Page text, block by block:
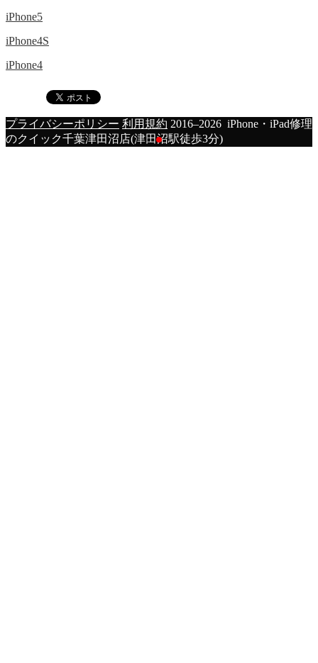
iPhone5
iPhone4S
iPhone4
プライバシーポリシー 利用規約 2016–2026 iPhone・iPad修理
のクイック千葉津田沼店(津田沼駅徒歩3分)